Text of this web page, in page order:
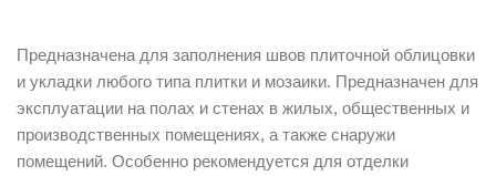
Предназначена для заполнения швов плиточной облицовки
и укладки любого типа плитки и мозаики. Предназначен для
эксплуатации на полах и стенах в жилых, общественных и
производственных помещениях, а также снаружи
помещений. Особенно рекомендуется для отделки